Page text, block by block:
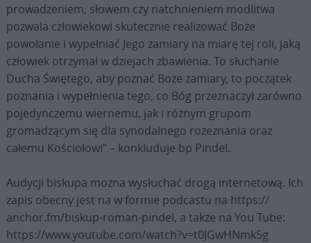
prowadzeniem, słowem czy natchnieniem modlitwa
pozwala człowiekowi skutecznie realizować Boże
powołanie i wypełniać Jego zamiary na miarę tej roli, jaką
człowiek otrzymał w dziejach zbawienia. To słuchanie
Ducha Świętego, aby poznać Boże zamiary, to początek
poznania i wypełnienia tego, co Bóg przeznaczył zarówno
pojedynczemu wiernemu, jak i różnym grupom
gromadzącym się dla synodalnego rozeznania oraz
całemu Kościołowi” – konkluduje bp Pindel.
Audycji biskupa można wysłuchać drogą internetową. Ich
zapis obecny jest na w formie podcastu na https://
anchor.fm/biskup-roman-pindel, a także na You Tube:
https://www.youtube.com/watch?v=t0JGwHNmk5g